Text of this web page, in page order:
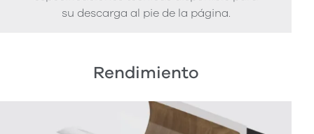
su descarga al pie de la página.
Rendimiento